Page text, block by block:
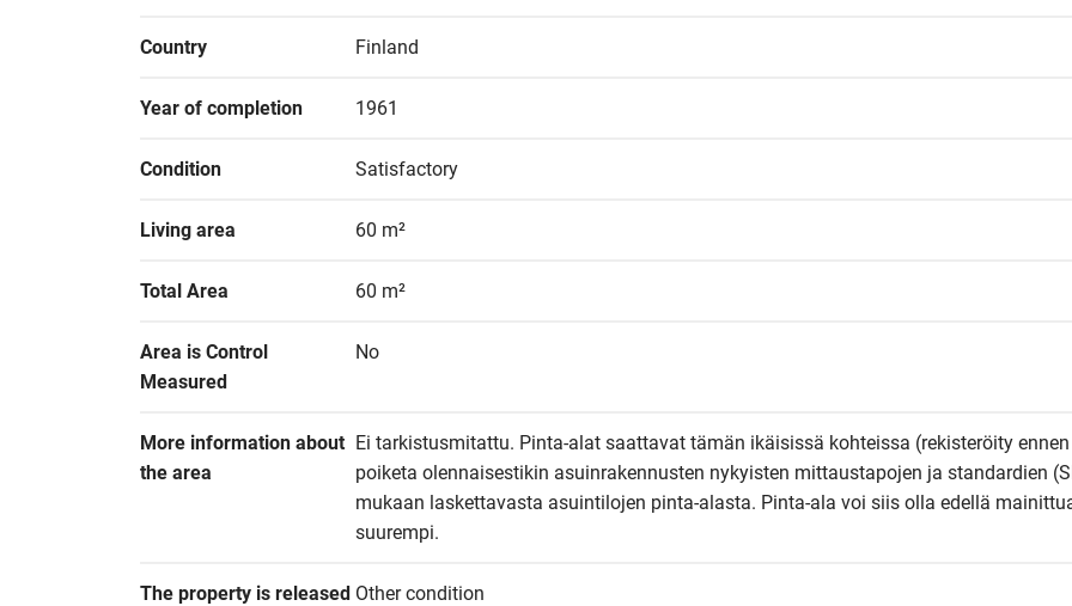
Country Finland
Year of completion 1961
Condition Satisfactory
Living area 60 m²
Total Area 60 m²
Area is Control
Measured
No
More information about
the area
Ei tarkistusmitattu. Pinta-alat saattavat tämän ikäisissä kohteissa (rekisteröity
poiketa olennaisestikin asuinrakennusten nykyisten mittaustapojen ja standardien
mukaan laskettavasta asuintilojen pinta-alasta. Pinta-ala voi siis olla edellä
suurempi.
The property is released Other condition